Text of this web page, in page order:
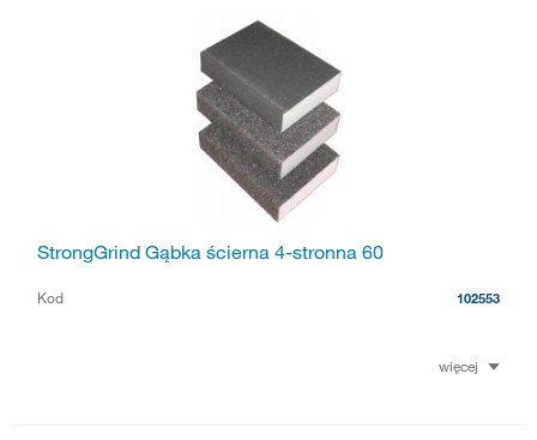
StrongGrind Gąbka ścierna 4-stronna 60
Kod 102553
więcej